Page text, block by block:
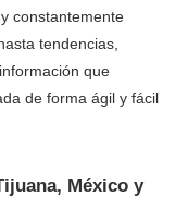
constantemente
tendencias,
que
de forma ágil y fácil
México y